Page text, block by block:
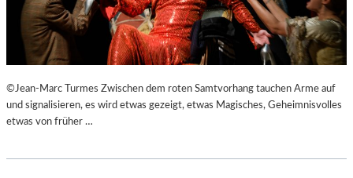
©Jean-Marc Turmes Zwischen dem roten Samtvorhang tauchen Arme auf
und signalisieren, es wird etwas gezeigt, etwas Magisches, Geheimnisvolles
etwas von früher …